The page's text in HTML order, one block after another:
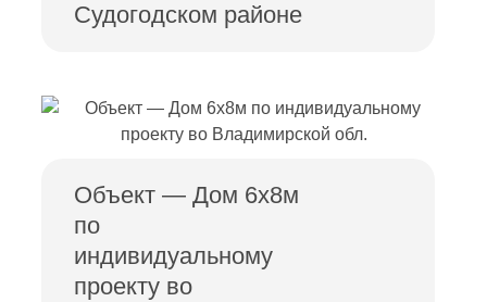
Судогодском районе
Объект — Дом 6х8м
по
индивидуальному
проекту во